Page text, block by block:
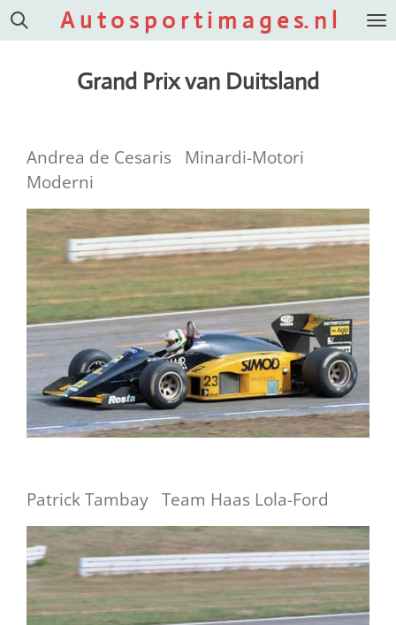
Ga
direct
A u t o s p o r t i m a g e s. n l
Grand Prix van Duitsland
Andrea de Cesaris Minardi-Motori
Moderni
Patrick Tambay Team Haas Lola-Ford